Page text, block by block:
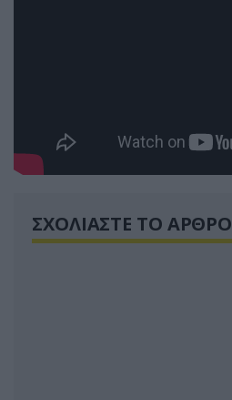
ΣΧΟΛΙΑΣΤΕ ΤΟ ΑΡΘΡΟ